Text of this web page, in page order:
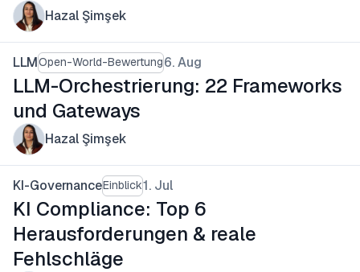
Hazal Şimşek
LLMOpen-World-Bewertung6. Aug
LLM-Orchestrierung: 22 Frameworks
und Gateways
Hazal Şimşek
KI-GovernanceEinblick1. Jul
KI Compliance: Top 6
Herausforderungen & reale
Fehlschläge